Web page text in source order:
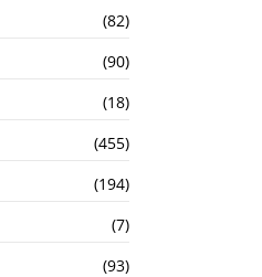
(82)
(90)
(18)
(455)
(194)
(7)
(93)